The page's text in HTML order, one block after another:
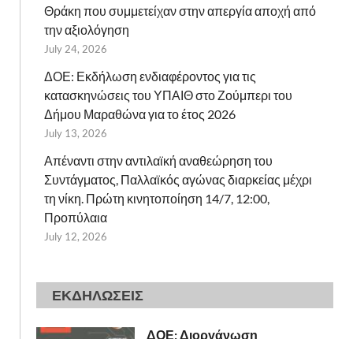
Θράκη που συμμετείχαν στην απεργία αποχή από
την αξιολόγηση
July 24, 2026
ΔΟΕ: Εκδήλωση ενδιαφέροντος για τις
κατασκηνώσεις του ΥΠΑΙΘ στο Ζούμπερι του
Δήμου Μαραθώνα για το έτος 2026
July 13, 2026
Απέναντι στην αντιλαϊκή αναθεώρηση του
Συντάγματος, Παλλαϊκός αγώνας διαρκείας μέχρι
τη νίκη. Πρώτη κινητοποίηση 14/7, 12:00,
Προπύλαια
July 12, 2026
ΕΚΔΗΛΩΣΕΙΣ
ΔΟΕ: Διοργάνωση